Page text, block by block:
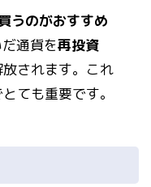
うのがおすすめ
通貨を再投資
されます。これ
ても重要です。